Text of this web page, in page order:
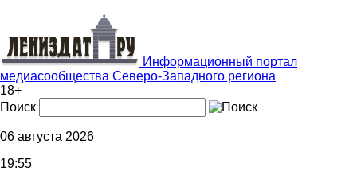
Информационный портал
медиасообщества Северо-Западного региона
18+
Поиск
06 августа 2026
19:55